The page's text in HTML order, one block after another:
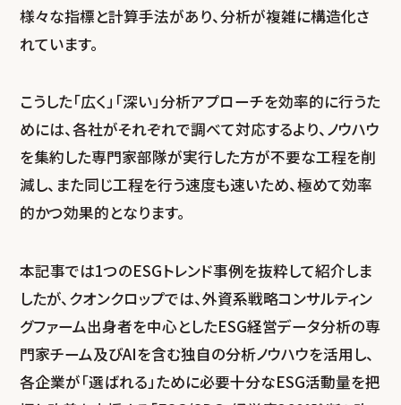
様々な指標と計算手法があり、分析が複雑に構造化さ
れています。
こうした「広く」「深い」分析アプローチを効率的に行うた
めには、各社がそれぞれで調べて対応するより、ノウハウ
を集約した専門家部隊が実行した方が不要な工程を削
減し、また同じ工程を行う速度も速いため、極めて効率
的かつ効果的となります。
本記事では1つのESGトレンド事例を抜粋して紹介しま
したが、クオンクロップでは、外資系戦略コンサルティン
グファーム出身者を中心としたESG経営データ分析の専
門家チーム及びAIを含む独自の分析ノウハウを活用し、
各企業が「選ばれる」ために必要十分なESG活動量を把